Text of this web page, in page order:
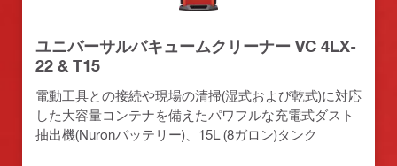
ユニバーサルバキュームクリーナー VC 4LX-
22 & T15
電動工具との接続や現場の清掃(湿式および乾式)に対応
した大容量コンテナを備えたパワフルな充電式ダスト
抽出機(Nuronバッテリー)、15L (8ガロン)タンク